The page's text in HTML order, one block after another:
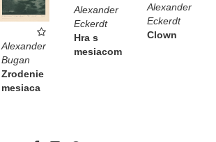
Alexander
Eckerdt
Clown
Alexander
Eckerdt
Hra s
mesiacom
Alexander
Bugan
Zrodenie
mesiaca